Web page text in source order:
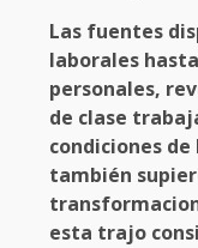
Las fuentes
laborales
personales,
de clase
condiciones
también
esta trajo